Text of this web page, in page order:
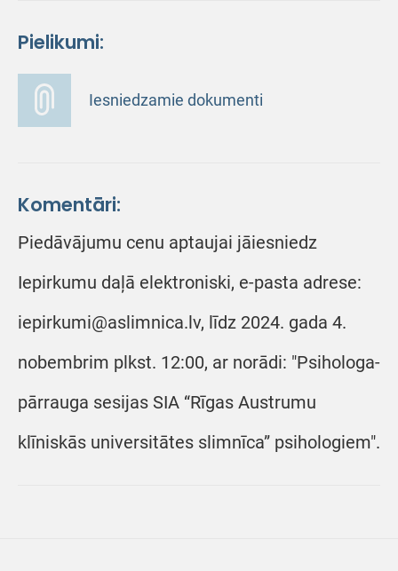
Pielikumi:
Iesniedzamie dokumenti
Komentāri:
Piedāvājumu cenu aptaujai jāiesniedz
Iepirkumu daļā elektroniski, e-pasta adrese:
iepirkumi@aslimnica.lv, līdz 2024. gada 4.
nobembrim plkst. 12:00, ar norādi: "Psihologa-
pārrauga sesijas SIA “Rīgas Austrumu
klīniskās universitātes slimnīca” psihologiem".